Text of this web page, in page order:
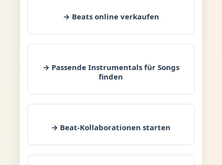
→ Beats online verkaufen
→ Passende Instrumentals für Songs
finden
→ Beat-Kollaborationen starten